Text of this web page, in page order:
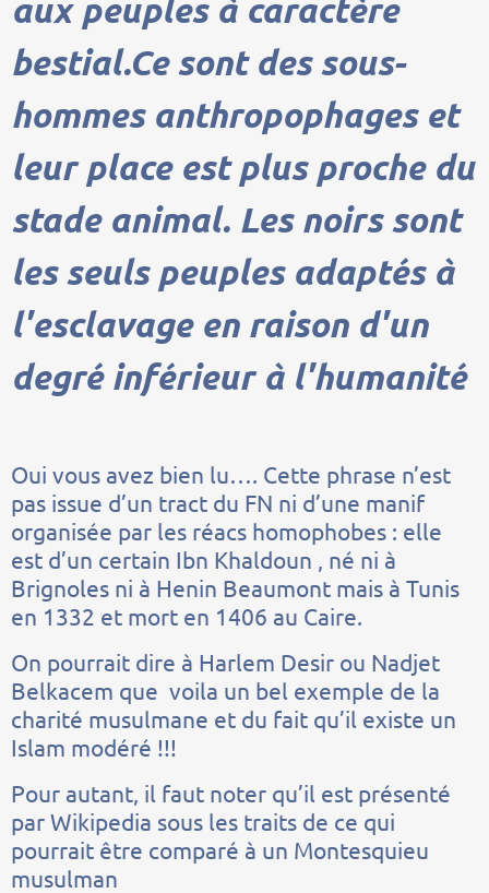
bestial.Ce sont des sous-
hommes anthropophages et
leur place est plus proche du
stade animal. Les noirs sont
les seuls peuples adaptés à
l'esclavage en raison d'un
degré inférieur à l'humanité
Oui vous avez bien lu…. Cette phrase n’est
pas issue d’un tract du FN ni d’une manif
organisée par les réacs homophobes : elle
est d’un certain Ibn Khaldoun , né ni à
Brignoles ni à Henin Beaumont mais à Tunis
en 1332 et mort en 1406 au Caire.
On pourrait dire à Harlem Desir ou Nadjet
Belkacem que voila un bel exemple de la
charité musulmane et du fait qu’il existe un
Islam modéré !!!
Pour autant, il faut noter qu’il est présenté
par Wikipedia sous les traits de ce qui
pourrait être comparé à un Montesquieu
musulman